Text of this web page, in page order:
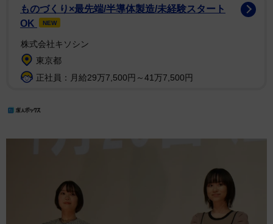
ものづくり×最先端/半導体製造/未経験スタート
OK
NEW
株式会社キソシン
東京都
正社員：月給29万7,500円～41万7,500円